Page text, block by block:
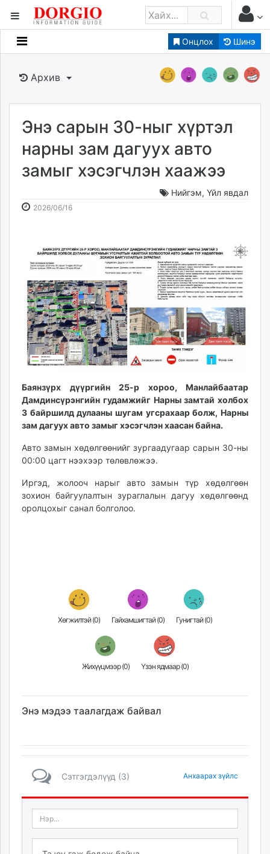
Онцлох Шинэ
Мэдээллийн
Банк санхүү
Бизнес ААН
Төрийн
dorgio.mn
caak.mn
Baabar.mn
tovch.mn
ikon.mn
mnb.mn
Livetv.mn
Eguur.mn
24tsag.mn
shuud.mn
ergelt.mn
zarig.mn
today.mn
zuv.mn
mminfo.mn
ugluu.mn
unen.mn
asu.mn
assa.mn
tac.mn
unread.today
Архив
Энэ сарын 30-ныг хүртэл
нарны зам дагуух авто
замыг хэсэгчлэн хаажээ
Нийгэм, Үйл явдал
2026/06/162026-
16:50:23
2026-
18:29:33
Баянзүрх дүүргийн 25-р хороо, Манлайбаатар
Дамдинсүрэнгийн гудамжийг Нарны замтай холбох
3 байршилд дулааны шугам угсрахаар болж, Нарны
зам дагуух авто замыг хэсэгчлэн хаасан байна.
Авто замын хөдөлгөөнийг зургаадугаар сарын 30-ны
00:00 цагт нээхээр төлөвлөжээ.
Иргэд, жолооч нарыг авто замын түр хөдөлгөөн
зохион байгуулалтын зураглалын дагуу хөдөлгөөнд
оролцохыг санал болголоо.
Хөгжилтэй (0) Гайхамшигтай (0) Гунигтай (0)
Жихүүцмээр (0) Үзэн ядмаар (0)
Энэ мэдээ таалагдаж байвал
Сэтгэгдэлүүд (3) Анхаарах зүйлс